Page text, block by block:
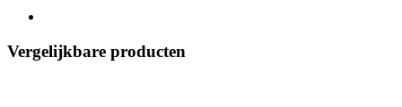
Vergelijkbare producten